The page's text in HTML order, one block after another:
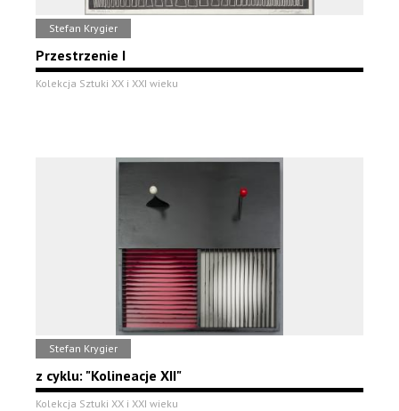
Stefan Krygier
Przestrzenie I
Kolekcja Sztuki XX i XXI wieku
Stefan Krygier
z cyklu: "Kolineacje XII"
Kolekcja Sztuki XX i XXI wieku